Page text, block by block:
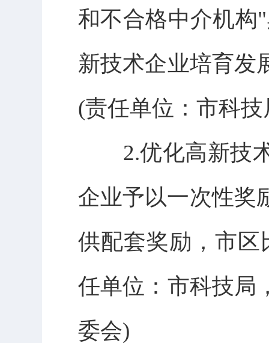
和不合格中介机构
新技术企业培育发
(责任单位：市科技
2.优化高新技术
企业予以一次性奖
供配套奖励，市区
任单位：市科技局
委会)